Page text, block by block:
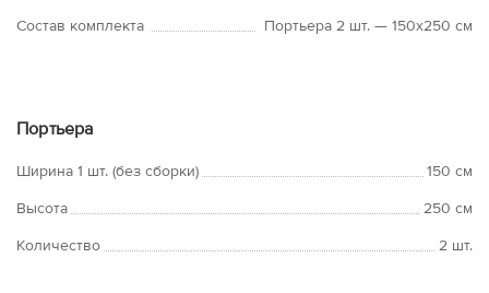
Состав комплекта Портьера 2 шт. — 150х250 см
Портьера
Ширина 1 шт. (без сборки)
150 см
Высота
250 см
Количество
2 шт.